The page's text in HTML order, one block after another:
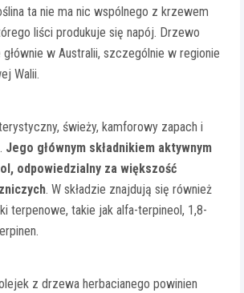
ta nie ma nic wspólnego z krzewem
liści produkuje się napój. Drzewo
głównie w Australii, szczególnie w regionie
Walii.
świeży, kamforowy zapach i
Jego głównym składnikiem aktywnym
odpowiedzialny za większość
. W składzie znajdują się również
terpenowe, takie jak alfa-terpineol, 1,8-
z drzewa herbacianego powinien